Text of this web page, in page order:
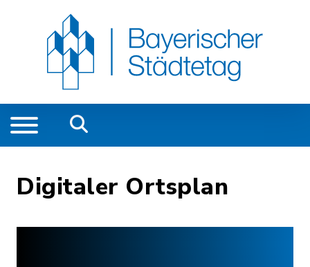
Digitaler Ortsplan